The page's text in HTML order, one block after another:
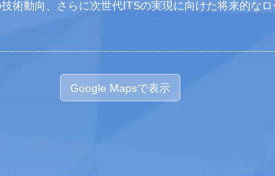
術動向、さらに次世代ITSの実現に向けた将来的な
Google Mapsで表示